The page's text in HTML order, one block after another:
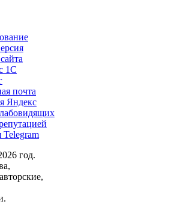
1С
почта
Яндекс
Telegram
год.